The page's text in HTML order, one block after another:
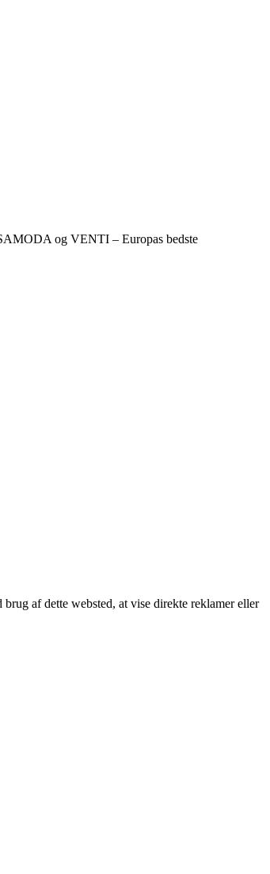
og VENTI – Europas bedste
af dette websted, at vise direkte reklamer eller